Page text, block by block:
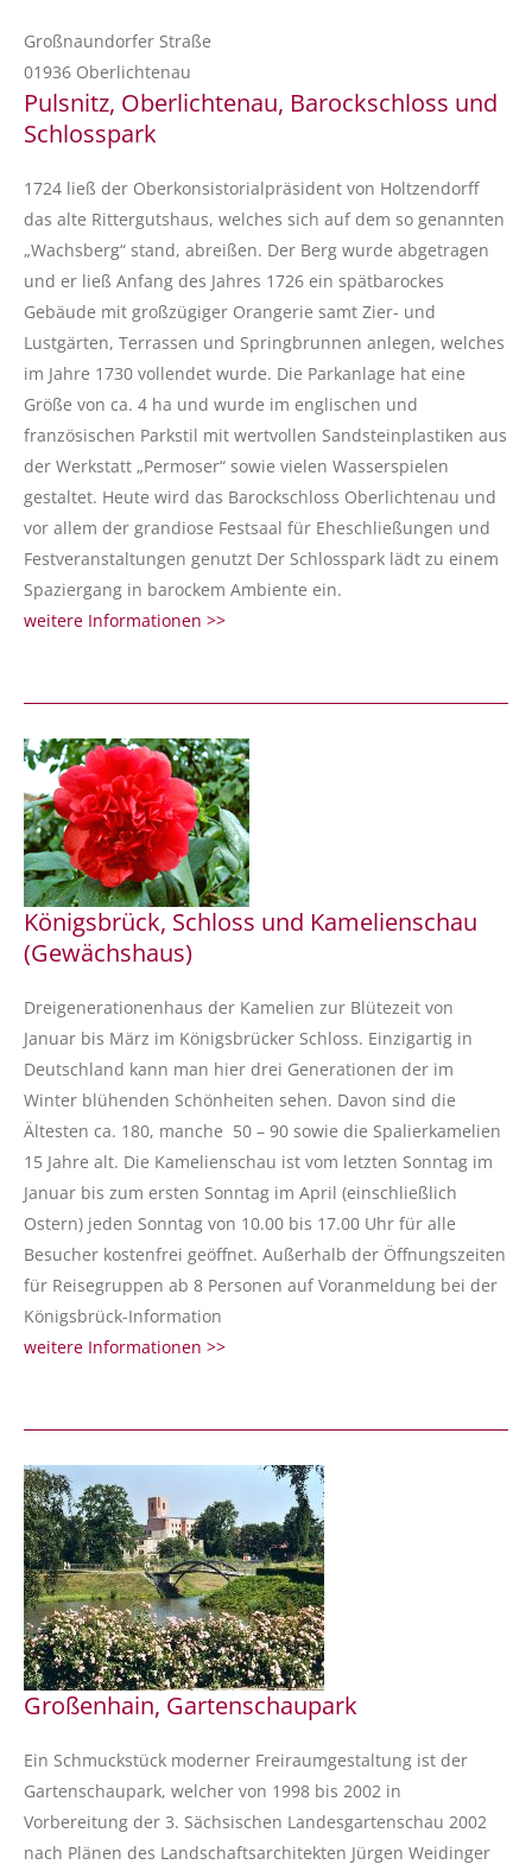
Großnaundorfer Straße
01936 Oberlichtenau
Pulsnitz, Oberlichtenau, Barockschloss und
Schlosspark
1724 ließ der Oberkonsistorialpräsident von Holtzendorff
das alte Rittergutshaus, welches sich auf dem so genannten
„Wachsberg“ stand, abreißen. Der Berg wurde abgetragen
und er ließ Anfang des Jahres 1726 ein spätbarockes
Gebäude mit großzügiger Orangerie samt Zier- und
Lustgärten, Terrassen und Springbrunnen anlegen, welches
im Jahre 1730 vollendet wurde. Die Parkanlage hat eine
Größe von ca. 4 ha und wurde im englischen und
französischen Parkstil mit wertvollen Sandsteinplastiken aus
der Werkstatt „Permoser“ sowie vielen Wasserspielen
gestaltet. Heute wird das Barockschloss Oberlichtenau und
vor allem der grandiose Festsaal für Eheschließungen und
Festveranstaltungen genutzt Der Schlosspark lädt zu einem
Spaziergang in barockem Ambiente ein.
weitere Informationen >>
Königsbrück, Schloss und Kamelienschau
(Gewächshaus)
Dreigenerationenhaus der Kamelien zur Blütezeit von
Januar bis März im Königsbrücker Schloss. Einzigartig in
Deutschland kann man hier drei Generationen der im
Winter blühenden Schönheiten sehen. Davon sind die
Ältesten ca. 180, manche 50 – 90 sowie die Spalierkamelien
15 Jahre alt. Die Kamelienschau ist vom letzten Sonntag im
Januar bis zum ersten Sonntag im April (einschließlich
Ostern) jeden Sonntag von 10.00 bis 17.00 Uhr für alle
Besucher kostenfrei geöffnet. Außerhalb der Öffnungszeiten
für Reisegruppen ab 8 Personen auf Voranmeldung bei der
Königsbrück-Information
weitere Informationen >>
Großenhain, Gartenschaupark
Ein Schmuckstück moderner Freiraumgestaltung ist der
Gartenschaupark, welcher von 1998 bis 2002 in
Vorbereitung der 3. Sächsischen Landesgartenschau 2002
nach Plänen des Landschaftsarchitekten Jürgen Weidinger